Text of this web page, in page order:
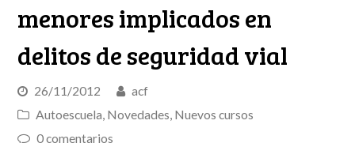
menores implicados en
delitos de seguridad vial
26/11/2012
acf
Autoescuela, Novedades, Nuevos cursos
0 comentarios